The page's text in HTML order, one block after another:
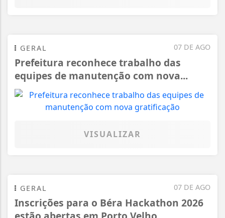
07 DE AGO
GERAL
Prefeitura reconhece trabalho das
equipes de manutenção com nova...
VISUALIZAR
07 DE AGO
GERAL
Inscrições para o Béra Hackathon 2026